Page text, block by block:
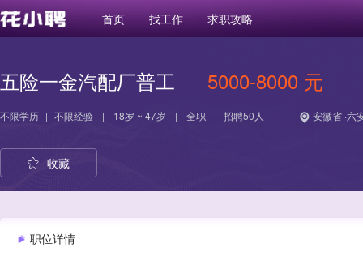
首页 找工作 求职攻略
五险一金汽配厂普工 5000-8000 元
不限学历 | 不限经验 | 18岁 ~ 47岁 | 全职 | 招聘50人 安徽省 ·六
收藏
职位详情